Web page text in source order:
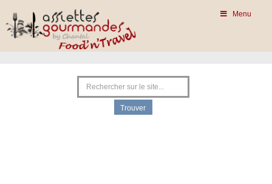
Menu